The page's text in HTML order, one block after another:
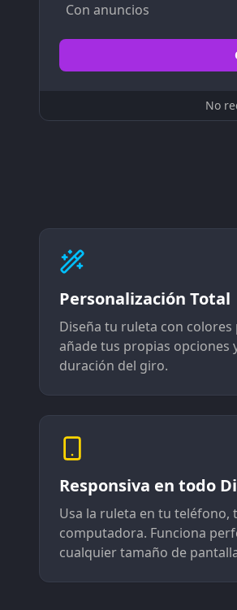
Con anuncios
No
Personalización Total
Diseña tu ruleta con colores
añade tus propias opciones
duración del giro.
Responsiva en todo
Usa la ruleta en tu teléfono,
computadora. Funciona
cualquier tamaño de